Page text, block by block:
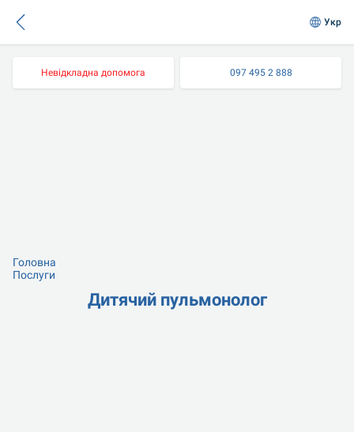
Укр
Невідкладна допомога 097 495 2 888
Головна
Послуги
Дитячий пульмонолог